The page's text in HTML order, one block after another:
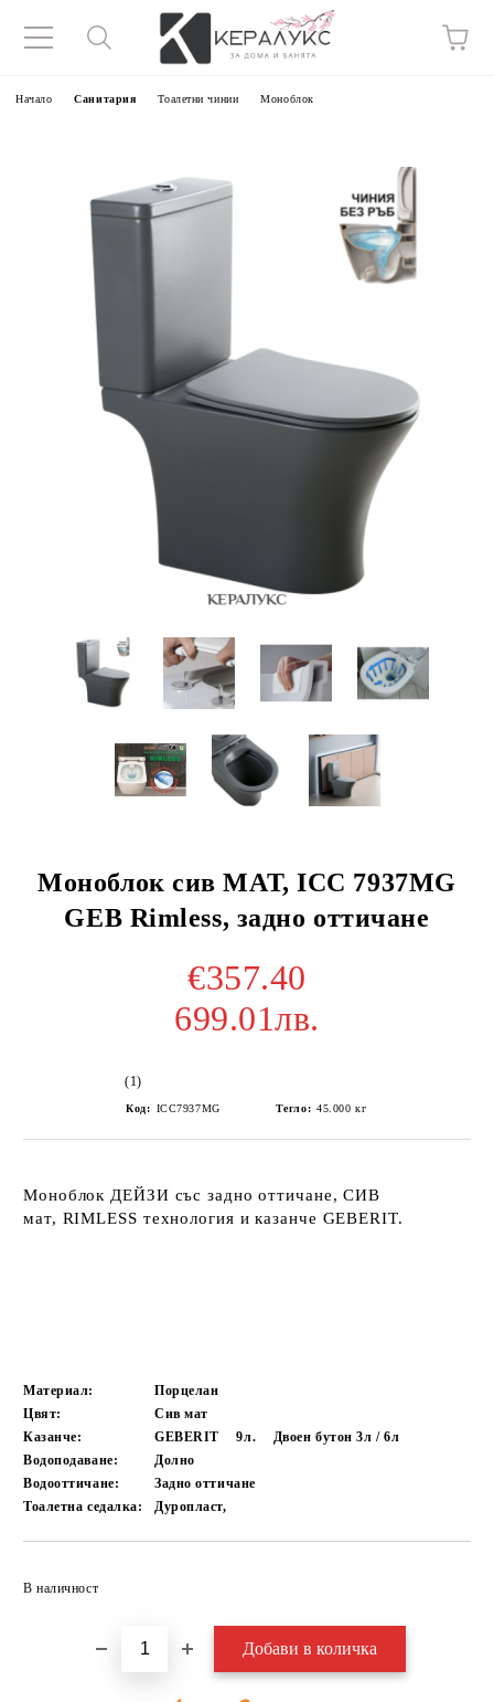
Начало Санитария Тоалетни чинии Моноблок
Моноблок сив МАТ, ICC 7937MG
GEB Rimless, задно оттичане
€357.40
699.01лв.
(1)
Код: ICC7937MG Тегло: 45.000 кг
Моноблок ДЕЙЗИ със задно оттичане, СИВ
мат, RIMLESS технология и казанче GEBERIT.
Материал:
Порцелан
Цвят:
Сив мат
Казанче:
GEBERIT 9л.
Двоен бутон 3л / 6л
Водоподаване:
Долно
Водооттичане:
Задно оттичане
Тоалетна седалка:
Дуропласт,
В наличност